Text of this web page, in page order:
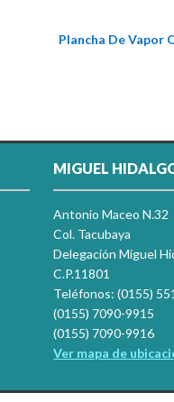
Plancha De Vapor
MIGUEL
Antonio Maceo N.32
Col. Tacubaya
Delegación Miguel
C.P.11801
Teléfonos: (0155)
(0155) 7090-9915
(0155) 7090-9916
Ver mapa de